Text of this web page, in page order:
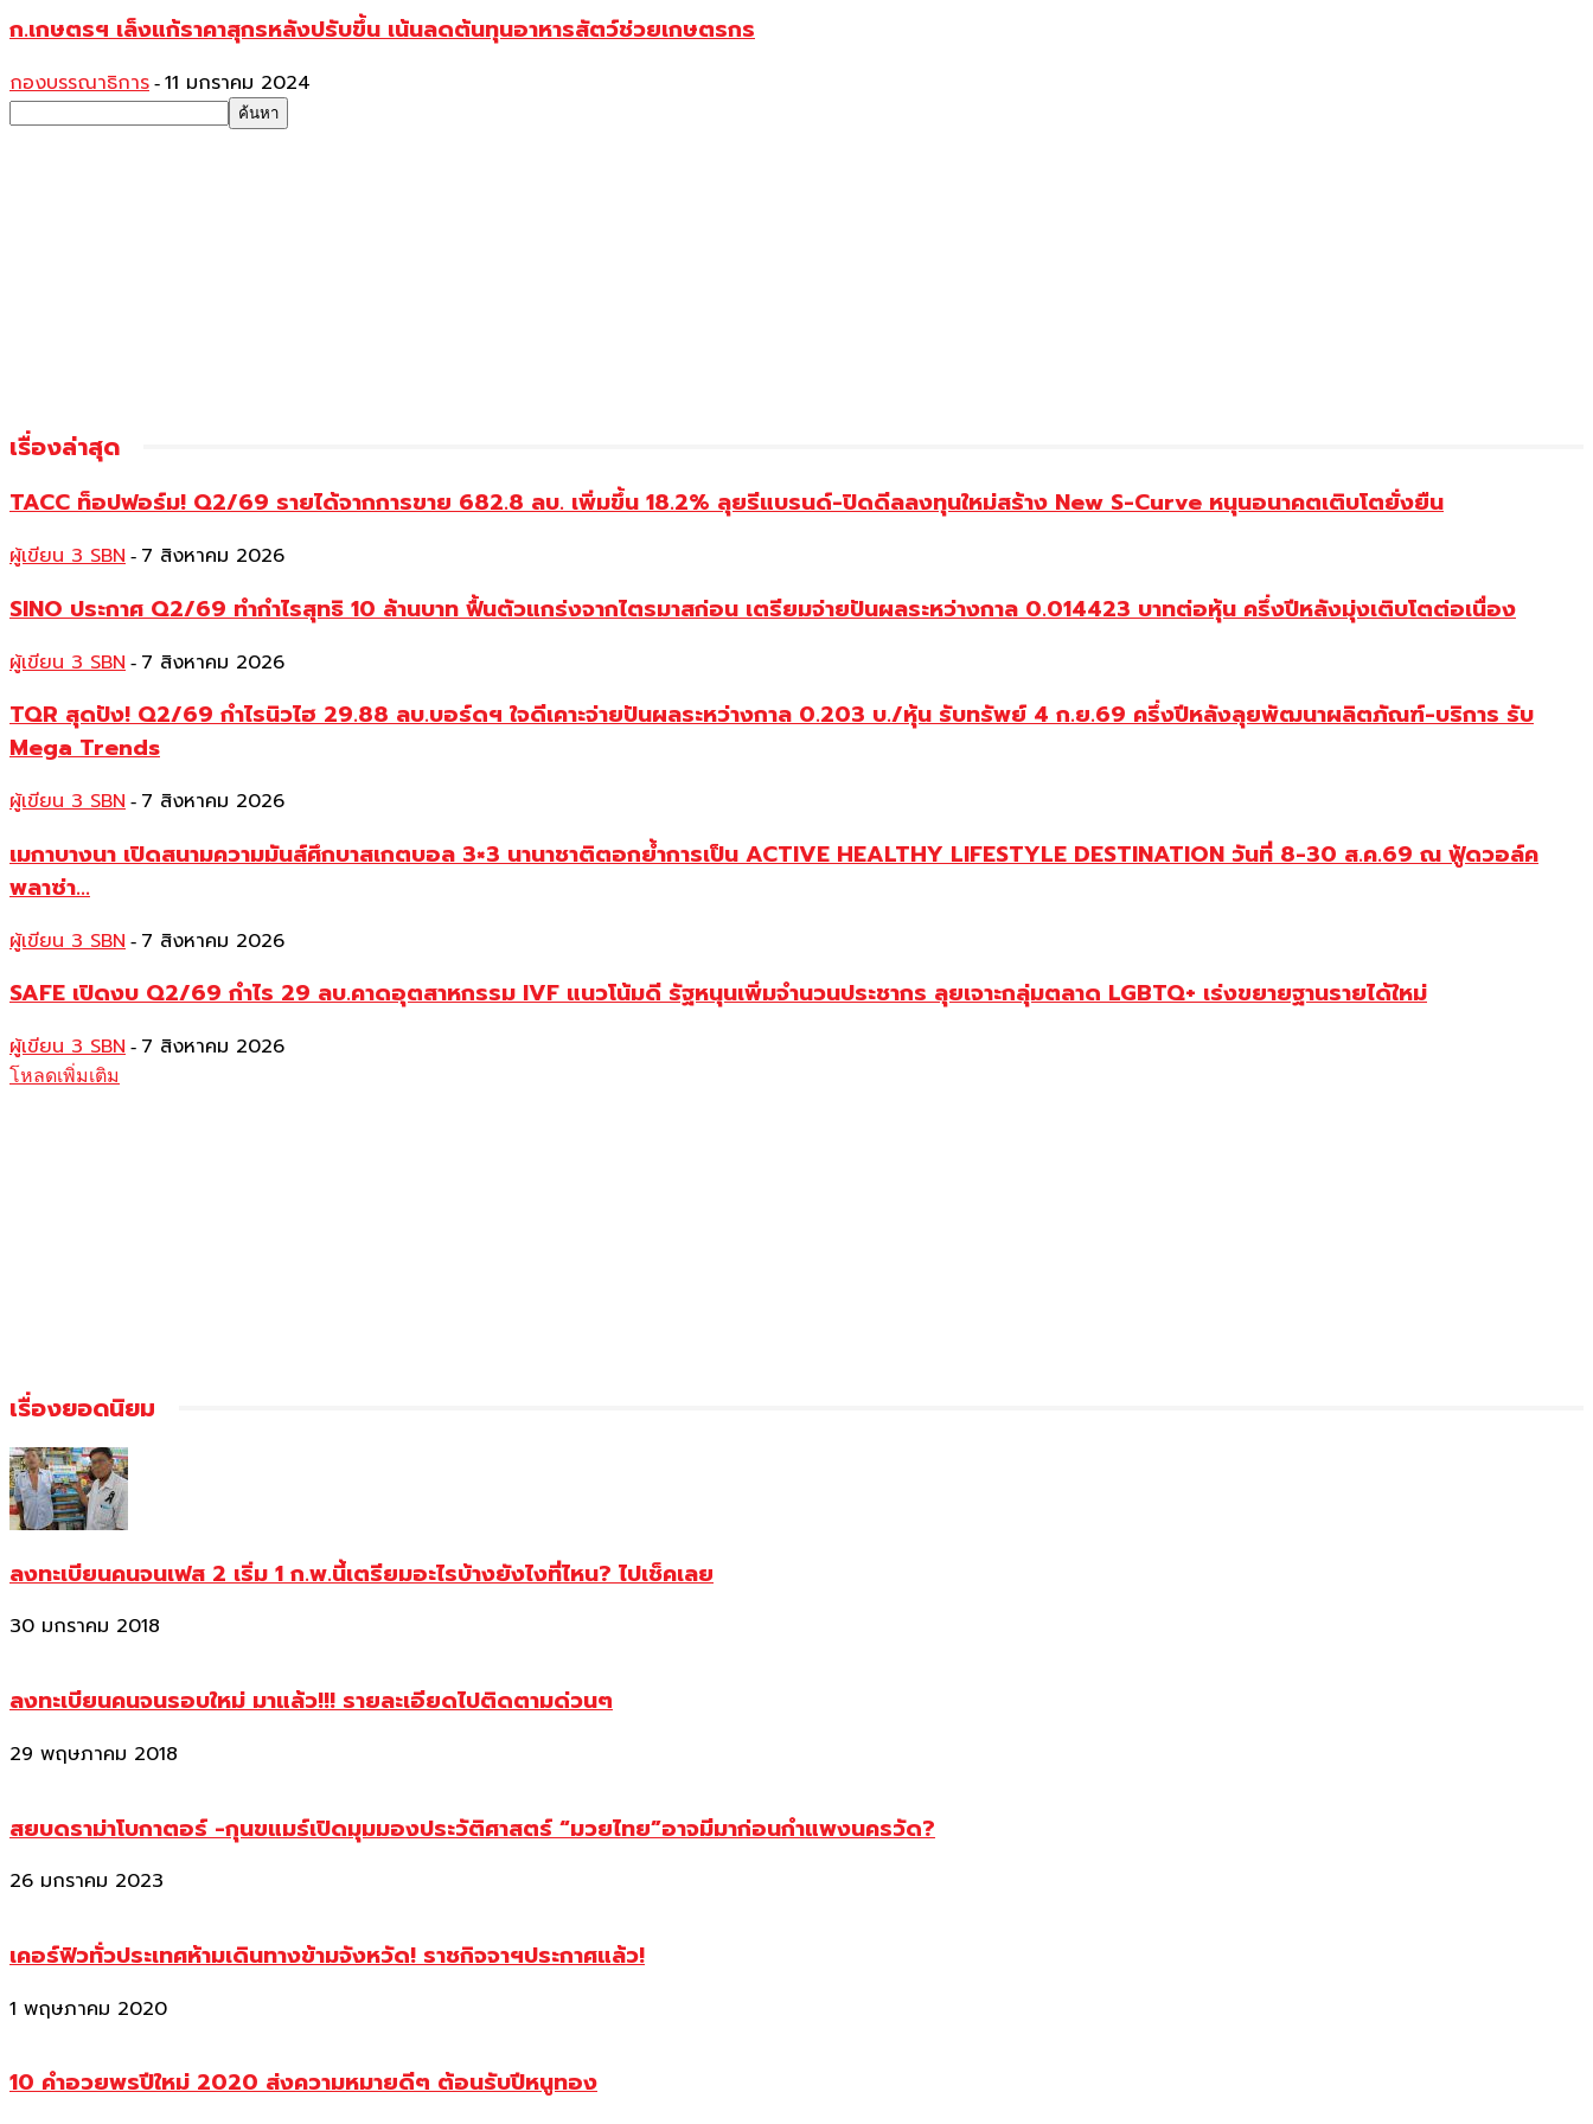
ก.เกษตรฯ เล็งแก้ราคาสุกรหลังปรับขึ้น เน้นลดต้นทุนอาหารสัตว์ช่วยเกษตรกร
กองบรรณาธิการ - 11 มกราคม 2024
เรื่องล่าสุด
TACC ท็อปฟอร์ม! Q2/69 รายได้จากการขาย 682.8 ลบ. เพิ่มขึ้น 18.2% ลุยรีแบรนด์-ปิดดีลลงทุนใหม่สร้าง New S-Curve หนุนอนาคตเติบโตยั่งยืน
ผู้เขียน 3 SBN - 7 สิงหาคม 2026
SINO ประกาศ Q2/69 ทำกำไรสุทธิ 10 ล้านบาท ฟื้นตัวแกร่งจากไตรมาสก่อน เตรียมจ่ายปันผลระหว่างกาล 0.014423 บาทต่อหุ้น ครึ่งปีหลังมุ่งเติบโตต่อเนื่อง
ผู้เขียน 3 SBN - 7 สิงหาคม 2026
TQR สุดปัง! Q2/69 กำไรนิวไฮ 29.88 ลบ.บอร์ดฯ ใจดีเคาะจ่ายปันผลระหว่างกาล 0.203 บ./หุ้น รับทรัพย์ 4 ก.ย.69 ครึ่งปีหลังลุยพัฒนาผลิตภัณฑ์-บริการ รับ
Mega Trends
ผู้เขียน 3 SBN - 7 สิงหาคม 2026
เมกาบางนา เปิดสนามความมันส์ศึกบาสเกตบอล 3×3 นานาชาติตอกย้ำการเป็น ACTIVE HEALTHY LIFESTYLE DESTINATION วันที่ 8-30 ส.ค.69 ณ ฟู้ดวอล์ค
พลาซ่า...
ผู้เขียน 3 SBN - 7 สิงหาคม 2026
SAFE เปิดงบ Q2/69 กำไร 29 ลบ.คาดอุตสาหกรรม IVF แนวโน้มดี รัฐหนุนเพิ่มจำนวนประชากร ลุยเจาะกลุ่มตลาด LGBTQ+ เร่งขยายฐานรายได้ใหม่
ผู้เขียน 3 SBN - 7 สิงหาคม 2026
โหลดเพิ่มเติม
เรื่องยอดนิยม
ลงทะเบียนคนจนเฟส 2 เริ่ม 1 ก.พ.นี้เตรียมอะไรบ้างยังไงที่ไหน? ไปเช็คเลย
30 มกราคม 2018
ลงทะเบียนคนจนรอบใหม่ มาแล้ว!!! รายละเอียดไปติดตามด่วนๆ
29 พฤษภาคม 2018
สยบดราม่าโบกาตอร์ -กุนขแมร์เปิดมุมมองประวัติศาสตร์ “มวยไทย”อาจมีมาก่อนกำแพงนครวัด?
26 มกราคม 2023
เคอร์ฟิวทั่วประเทศห้ามเดินทางข้ามจังหวัด! ราชกิจจาฯประกาศแล้ว!
1 พฤษภาคม 2020
10 คำอวยพรปีใหม่ 2020 ส่งความหมายดีๆ ต้อนรับปีหนูทอง